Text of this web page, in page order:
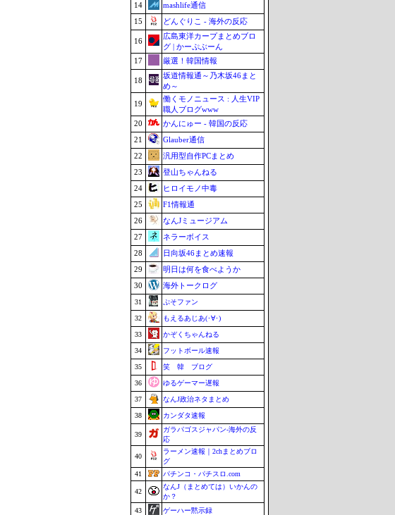
14
mashlife通信
15
どんぐりこ - 海外の反応
16
広島東洋カープまとめブロ
グ | かーぷぶーん
17
厳選！韓国情報
18
坂道情報通～乃木坂46まと
め～
19
働くモノニュース : 人生VIP
職人ブログwww
20
かんにゅー - 韓国の反応
21
Glauber通信
22
汎用型自作PCまとめ
23
登山ちゃんねる
24
ヒロイモノ中毒
25
F1情報通
26
なんJミュージアム
27
ネラーボイス
28
日向坂46まとめ速報
29
明日は何を食べようか
30
海外トークログ
31 ぷそファン
32 もえるあじあ(･∀･)
33 かぞくちゃんねる
34 フットボール速報
35 笑 韓 ブログ
36 ゆるゲーマー遅報
37 なんJ政治ネタまとめ
38 カンダタ速報
39
ガラパゴスジャパン-海外の反
応
40
ラーメン速報｜2chまとめブロ
グ
41
パチンコ・パチスロ.com
42
なんJ（まとめては）いかんの
か？
43
ゲーハー黙示録